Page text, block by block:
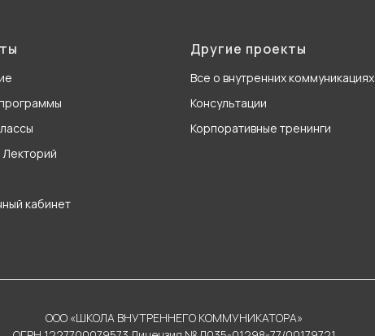
кабинет
Другие проекты
Все о внутренних коммуникациях
Консультации
Корпоративные тренинги
ООО «ШКОЛА ВНУТРЕННЕГО КОММУНИКАТОРА»